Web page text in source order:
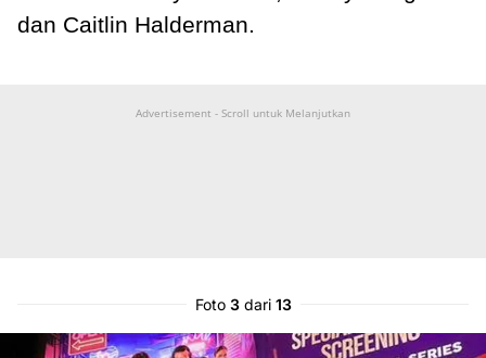
dan Caitlin Halderman.
Advertisement - Scroll untuk Melanjutkan
Foto 3dari 13